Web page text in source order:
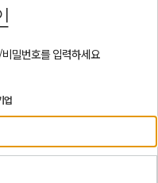
밀번호를 입력하세요
업